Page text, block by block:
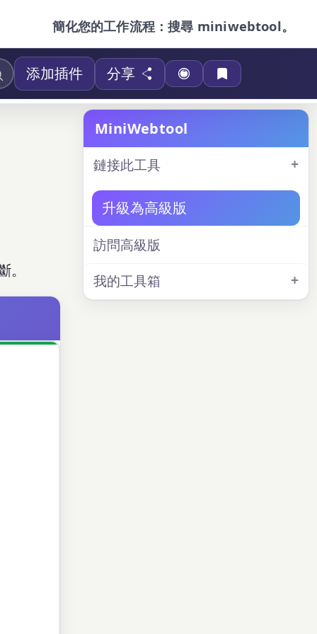
簡化您的工作流程：搜尋 miniwebtool。
添加插件 分享
MiniWebtool
鏈接此工具
升級為高級版
訪問高級版
我的工具箱